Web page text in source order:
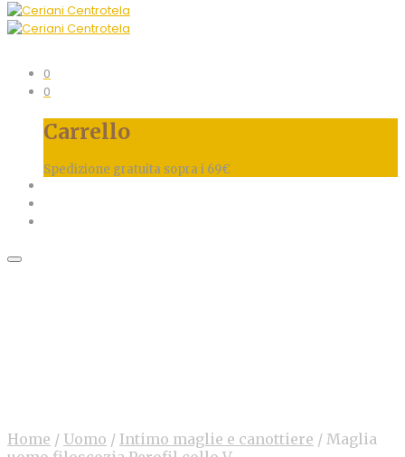
0
0
Carrello
Spedizione gratuita sopra i 69€
Home / Uomo / Intimo maglie e canottiere / Maglia